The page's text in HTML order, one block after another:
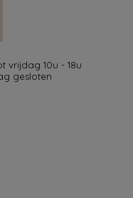
vrijdag 10u - 18u
gesloten